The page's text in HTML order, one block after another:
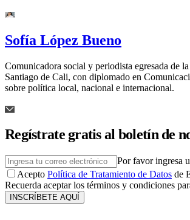
Sofía López Bueno
Comunicadora social y periodista egresada de
Santiago de Cali, con diplomado en
sobre política local, nacional e internacional.
Regístrate gratis al boletín de
Por favor ingresa
Acepto Política de Tratamiento de Datos de
Recuerda aceptar los términos y condiciones
INSCRÍBETE AQUÍ